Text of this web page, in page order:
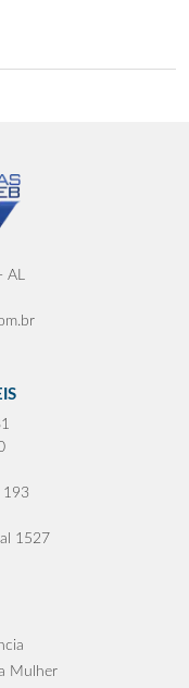
AL
193
1527
Mulher